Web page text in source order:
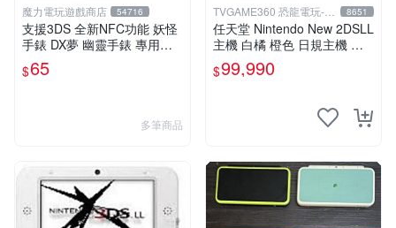
魔力電玩遊戲商店 54716
支援3DS 全新NFC功能 妖怪
手錶 DX夢 幽靈手錶 專用徽
章 夢05 神妖怪 神降臨 單包
【板橋魔力】
$65
多筆商品
TVGAME360 恐龍電玩-台
中店
8651
任天堂 Nintendo New 2DSLL
主機 白橘 橙色 日規主機 輕
薄型 (附充電器跟保護貼)【台
中恐龍電玩】
$99,990